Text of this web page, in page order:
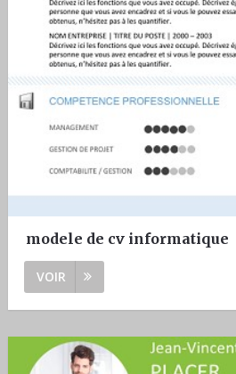
modele de cv informatique
VOIR